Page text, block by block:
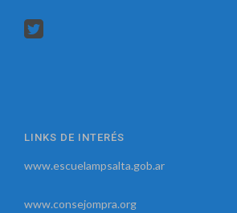
LINKS DE INTERÉS
www.escuelampsalta.gob.ar
www.consejompra.org